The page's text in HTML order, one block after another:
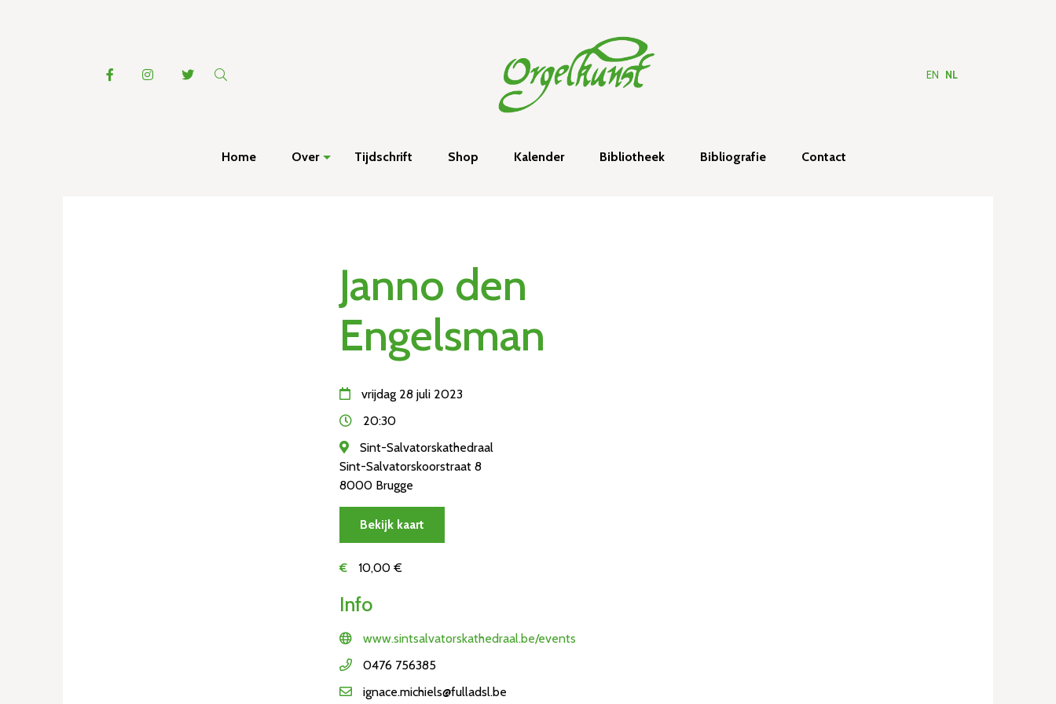
EN NL
Home Over Tijdschrift Shop Kalender Bibliotheek Bibliografie Contact
Janno den
Engelsman
vrijdag 28 juli 2023
20:30
Sint-Salvatorskathedraal
Sint-Salvatorskoorstraat 8
8000 Brugge
Bekijk kaart
€ 10,00 €
Info
www.sintsalvatorskathedraal.be/events
0476 756385
ignace.michiels@fulladsl.be